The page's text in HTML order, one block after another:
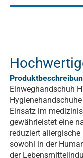
Einweghandschuh
Einsatz im
gewährleistet eine
reduziert allergische
sowohl in der
der